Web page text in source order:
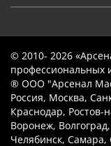
© 2010- 2026
профессиональных
® ООО "Арсенал
Россия, Москва,
Краснодар, Ростов-
Воронеж,
Челябинск, Самара,